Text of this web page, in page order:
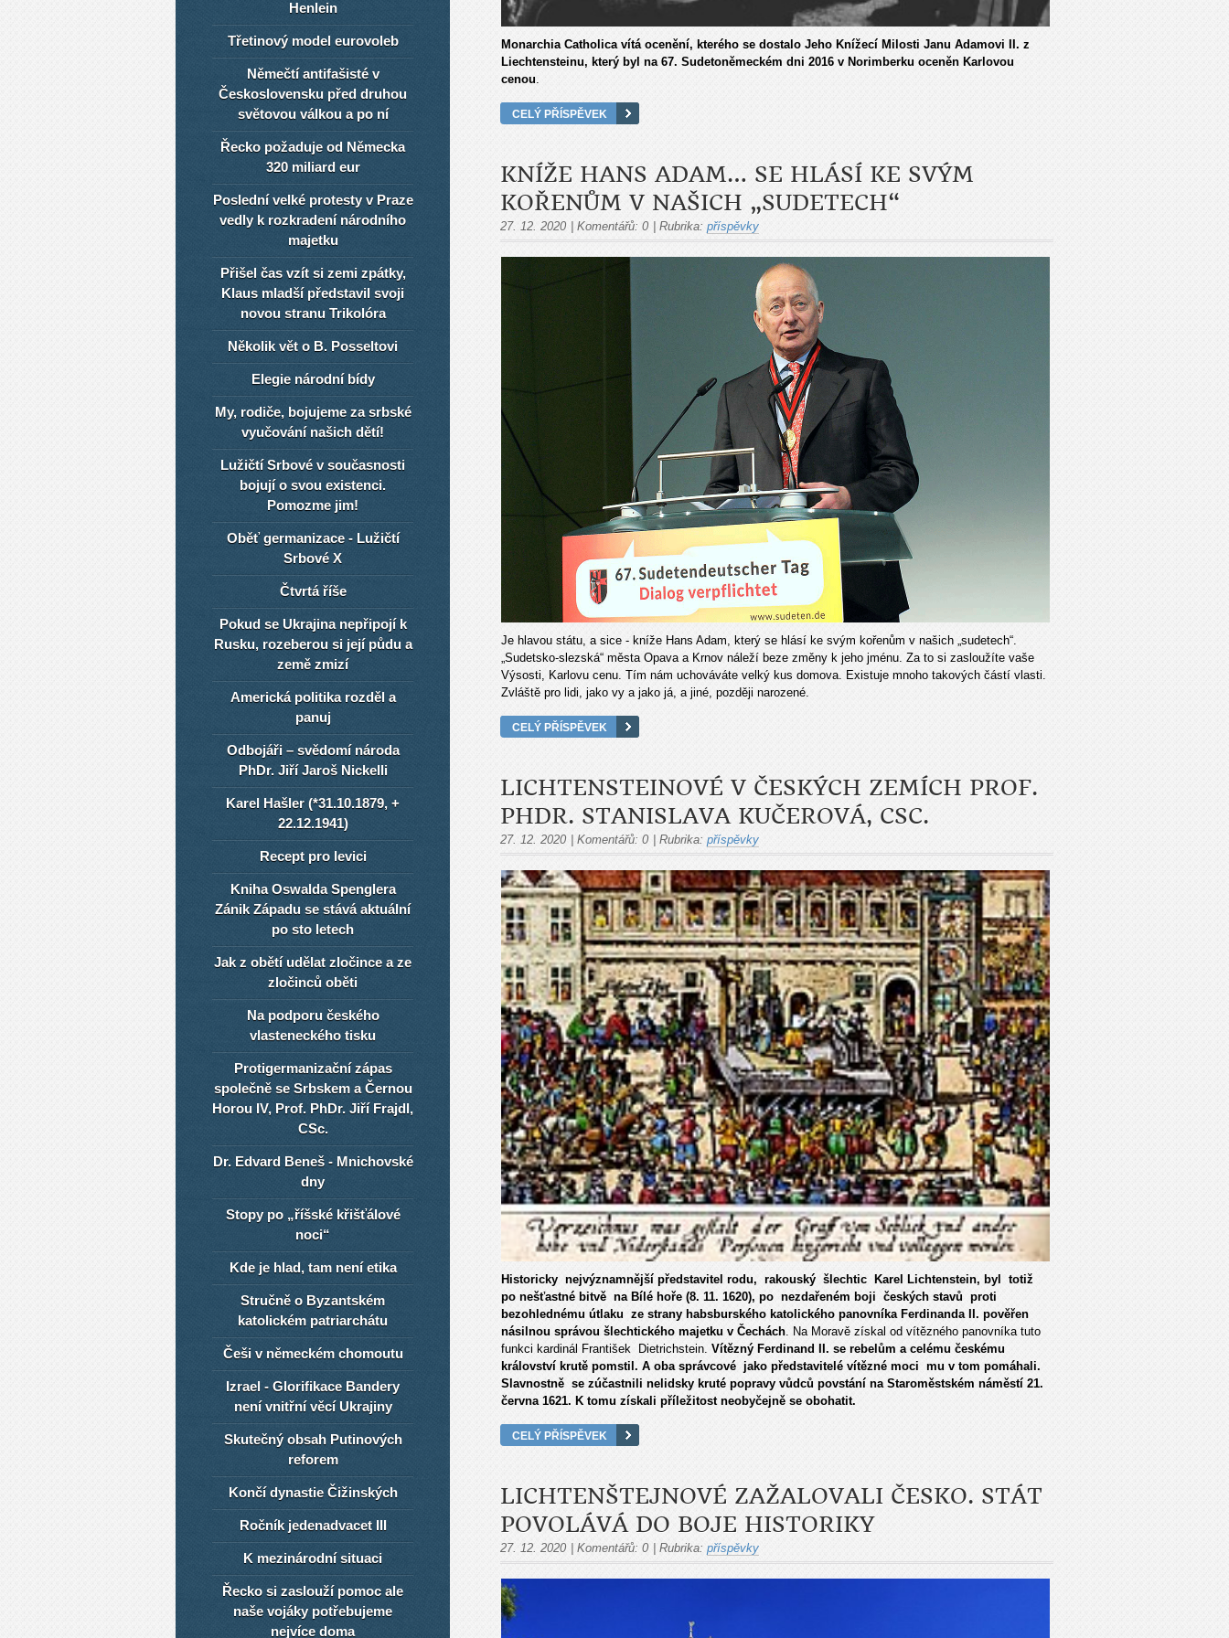
Monarchia Catholica vítá ocenění, kterého se dostalo Jeho Knížecí Milosti Janu Adamovi II. z
Liechtensteinu, který byl na 67. Sudetoněmeckém dni 2016 v Norimberku oceněn Karlovou
cenou
CELÝ PŘÍSPĚVEK
KNÍŽE HANS ADAM… SE HLÁSÍ KE SVÝM
KOŘENŮM V NAŠICH „SUDETECH“
27. 12. 2020 | Komentářů: 0 | Rubrika: příspěvky
Je hlavou státu, a sice - kníže Hans Adam, který se hlásí ke svým kořenům v našich „sudetech“.
„Sudetsko-slezská“ města Opava a Krnov náleží beze změny k jeho jménu. Za to si zasloužíte vaše
Výsosti, Karlovu cenu. Tím nám uchováváte velký kus domova. Existuje mnoho takových částí vlasti.
Zvláště pro lidi, jako vy a jako já, a jiné, později narozené.
CELÝ PŘÍSPĚVEK
LICHTENSTEINOVÉ V ČESKÝCH ZEMÍCH PROF.
PHDR. STANISLAVA KUČEROVÁ, CSC.
27. 12. 2020 | Komentářů: 0 | Rubrika: příspěvky
Historicky nejvýznamnější představitel rodu, rakouský šlechtic Karel Lichtenstein, byl totiž
po nešťastné bitvě na Bílé hoře (8. 11. 1620), po nezdařeném boji českých stavů proti
bezohlednému útlaku ze strany habsburského katolického panovníka Ferdinanda II. pověřen
násilnou správou šlechtického majetku v Čechách . Na Moravě získal od vítězného panovníka tuto
funkci kardinál František Dietrichstein. Vítězný Ferdinand II. se rebelům a celému českému
království krutě pomstil. A oba správcové jako představitelé vítězné moci mu v tom pomáhali.
Slavnostně se zúčastnili nelidsky kruté popravy vůdců povstání na Staroměstském náměstí 21.
června 1621. K tomu získali příležitost neobyčejně se obohatit.
CELÝ PŘÍSPĚVEK
LICHTENŠTEJNOVÉ ZAŽALOVALI ČESKO. STÁT
POVOLÁVÁ DO BOJE HISTORIKY
27. 12. 2020 Komentářů: 0 Rubrika: příspěvky
Henlein
Třetinový model eurovoleb
Němečtí antifašisté v
Československu před druhou
světovou válkou a po ní
Řecko požaduje od Německa
320 miliard eur
Poslední velké protesty v Praze
vedly k rozkradení národního
majetku
Přišel čas vzít si zemi zpátky,
Klaus mladší představil svoji
novou stranu Trikolóra
Několik vět o B. Posseltovi
Elegie národní bídy
My, rodiče, bojujeme za srbské
vyučování našich dětí!
Lužičtí Srbové v současnosti
bojují o svou existenci.
Pomozme jim!
Oběť germanizace - Lužičtí
Srbové X
Čtvrtá říše
Pokud se Ukrajina nepřipojí k
Rusku, rozeberou si její půdu a
země zmizí
Americká politika rozděl a
panuj
Odbojáři – svědomí národa
PhDr. Jiří Jaroš Nickelli
Karel Hašler (*31.10.1879, +
22.12.1941)
Recept pro levici
Kniha Oswalda Spenglera
Zánik Západu se stává aktuální
po sto letech
Jak z obětí udělat zločince a ze
zločinců oběti
Na podporu českého
vlasteneckého tisku
Protigermanizační zápas
společně se Srbskem a Černou
Horou IV, Prof. PhDr. Jiří Frajdl,
CSc.
Dr. Edvard Beneš - Mnichovské
dny
Stopy po „říšské křišťálové
noci“
Kde je hlad, tam není etika
Stručně o Byzantském
katolickém patriarchátu
Češi v německém chomoutu
Izrael - Glorifikace Bandery
není vnitřní věcí Ukrajiny
Skutečný obsah Putinových
reforem
Končí dynastie Čižinských
Ročník jedenadvacet III
K mezinárodní situaci
Řecko si zaslouží pomoc ale
naše vojáky potřebujeme
nejvíce doma